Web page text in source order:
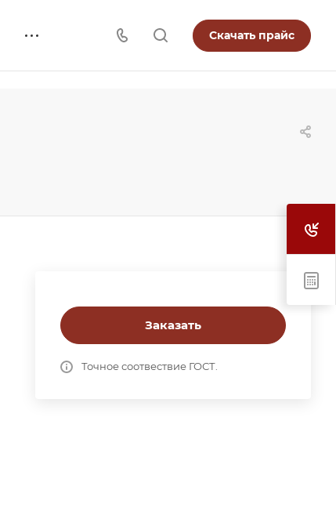
Скачать прайс
Заказать
Точное соотвествие ГОСТ.